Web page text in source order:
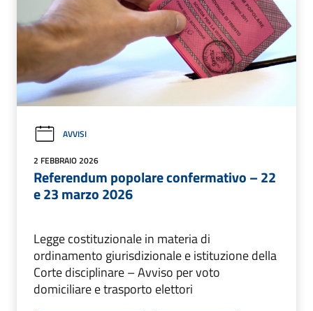
AVVISI
2 FEBBRAIO 2026
Referendum popolare confermativo – 22
e 23 marzo 2026
Legge costituzionale in materia di
ordinamento giurisdizionale e istituzione della
Corte disciplinare – Avviso per voto
domiciliare e trasporto elettori